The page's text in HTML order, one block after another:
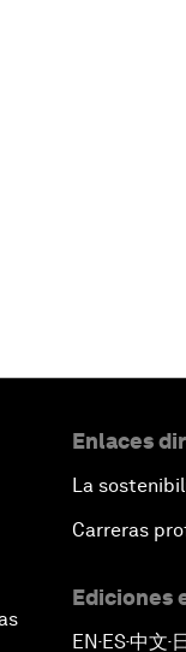
Enlaces
La
Carreras
Ediciones
EN ▪ES▪中文▪